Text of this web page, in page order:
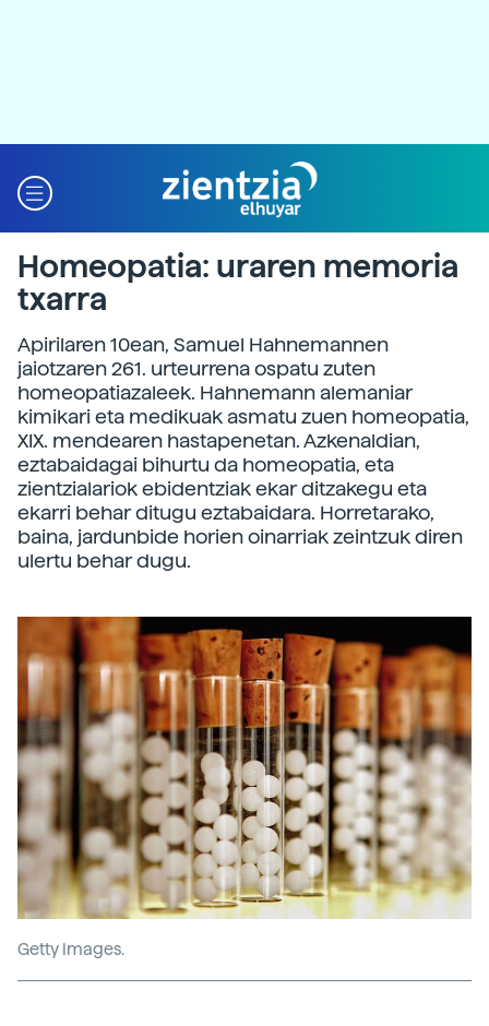
Homeopatia: uraren memoria
txarra
Apirilaren 10ean, Samuel Hahnemannen
jaiotzaren 261. urteurrena ospatu zuten
homeopatiazaleek. Hahnemann alemaniar
kimikari eta medikuak asmatu zuen homeopatia,
XIX. mendearen hastapenetan. Azkenaldian,
eztabaidagai bihurtu da homeopatia, eta
zientzialariok ebidentziak ekar ditzakegu eta
ekarri behar ditugu eztabaidara. Horretarako,
baina, jardunbide horien oinarriak zeintzuk diren
ulertu behar dugu.
Getty Images.